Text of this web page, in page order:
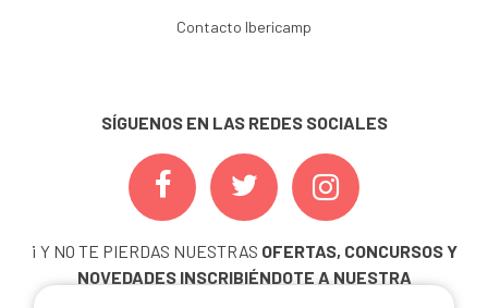
Contacto Ibericamp
SÍGUENOS EN LAS REDES SOCIALES
¡ Y NO TE PIERDAS NUESTRAS OFERTAS, CONCURSOS Y
NOVEDADES INSCRIBIÉNDOTE A NUESTRA